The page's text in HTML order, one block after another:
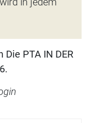
PTA IN DER